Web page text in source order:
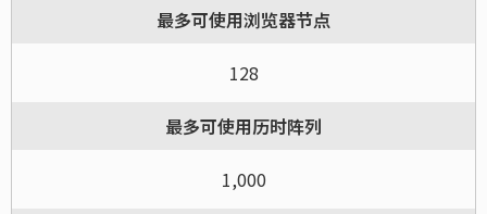
最多可使用浏览器节点
128
最多可使用历时阵列
1,000